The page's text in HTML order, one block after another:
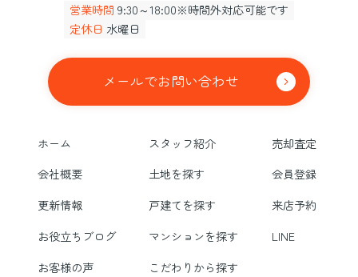
営業時間 9:30～18:00※時間外対応可能です
定休日 水曜日
メールでお問い合わせ
ホーム スタッフ紹介
売却査定
会社概要
土地を探す
会員登録
更新情報
戸建てを探す
来店予約
お役立ちブログ
マンションを探す
LINE
お客様の声
こだわりから探す